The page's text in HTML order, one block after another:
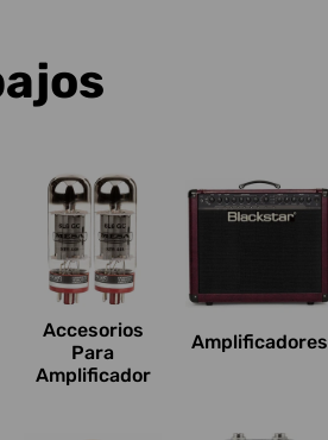
Accesorios
Para
Amplificador
Amplificadores